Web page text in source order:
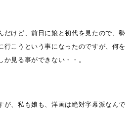
だけど、前日に娘と初代を見たので、勢
行こうという事になったのですが、何を
見る事ができない・・。
が、私も娘も、洋画は絶対字幕派なんで